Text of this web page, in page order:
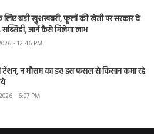
लिए बड़ी खुशखबरी, फूलों की खेती पर सरकार दे
सब्सिडी, जानें कैसे मिलेगा लाभ
- 12:46 PM
टेंशन, न मौसम का डर! इस फसल से किसान कमा रहे
- 6:07 PM